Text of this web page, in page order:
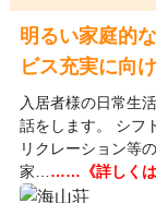
明るい家庭的
ビス充実に向
入居者様の日常生
話をします。 シフ
リクレーション等
家… ……《詳しくは